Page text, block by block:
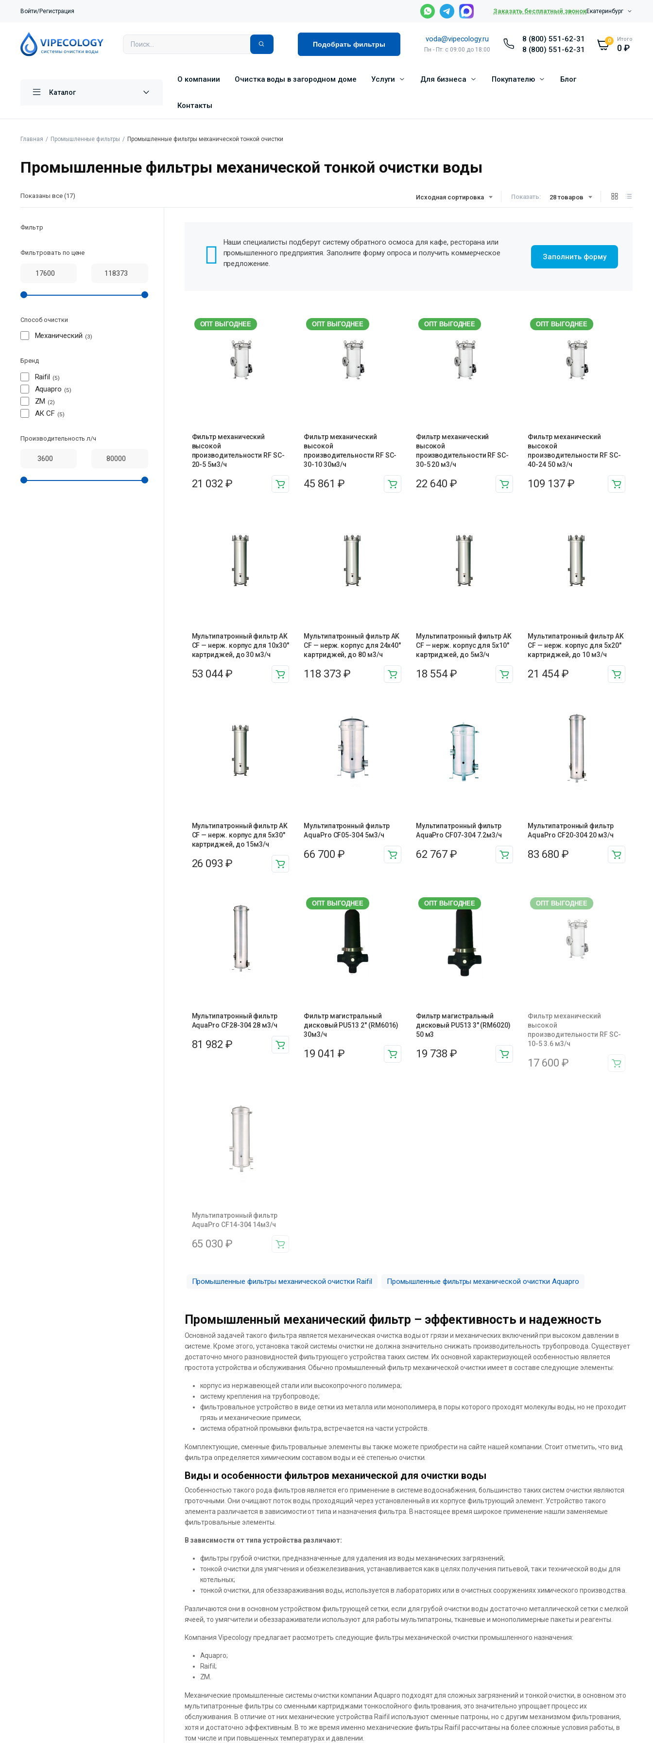
Войти/Регистрация Заказать бесплатный звонокЕкатеринбург
Подобрать фильтры
voda@vipecology.ru
Пн - Пт: с 09:00 до 18:00
8 (800) 551-62-31
8 (800) 551-62-31
0 Итого
0₽
Каталог
О компании Очистка воды в загородном доме Услуги Для бизнеса Покупателю Блог
Контакты
Главная Промышленные фильтры Промышленные фильтры механической тонкой очистки
Промышленные фильтры механической тонкой очистки воды
Исходная сортировка Показать: 28 товаров
Показаны все (17)
Наши специалисты подберут систему обратного осмоса для кафе, ресторана или
промышленного предприятия. Заполните форму опроса и получить коммерческое
предложение.
Заполнить форму
ОПТ ВЫГОДНЕЕ
Фильтр механический
высокой
производительности RF SC-
20-5 5м3/ч
21 032₽
ОПТ ВЫГОДНЕЕ
Фильтр механический
высокой
производительности RF SC-
30-10 30м3/ч
45 861 ₽
ОПТ ВЫГОДНЕЕ
Фильтр механический
высокой
производительности RF SC-
30-5 20 м3/ч
22 640 ₽
ОПТ ВЫГОДНЕЕ
Фильтр механический
высокой
производительности RF SC-
40-24 50 м3/ч
109 137₽
Мультипатронный фильтр AK
CF — нерж. корпус для 10х30″
картриджей, до 30 м3/ч
53 044₽
Мультипатронный фильтр AK
CF — нерж. корпус для 24х40″
картриджей, до 80 м3/ч
118 373 ₽
Мультипатронный фильтр AK
CF — нерж. корпус для 5х10″
картриджей, до 5м3/ч
18 554 ₽
Мультипатронный фильтр AK
CF — нерж. корпус для 5х20″
картриджей, до 10 м3/ч
21 454₽
Мультипатронный фильтр AK
CF — нерж. корпус для 5х30″
картриджей, до 15м3/ч
26 093₽
Мультипатронный фильтр
AquaPro CF05-304 5м3/ч
66 700 ₽
Мультипатронный фильтр
AquaPro CF07-304 7.2м3/ч
62 767 ₽
Мультипатронный фильтр
AquaPro CF20-304 20 м3/ч
83 680₽
Мультипатронный фильтр
AquaPro CF28-304 28 м3/ч
81 982₽
ОПТ ВЫГОДНЕЕ
Фильтр магистральный
дисковый PU513 2" (RM6016)
30м3/ч
19 041 ₽
ОПТ ВЫГОДНЕЕ
Фильтр магистральный
дисковый PU513 3″ (RM6020)
50 м3
19 738 ₽
ОПТ ВЫГОДНЕЕ
Фильтр механический
высокой
производительности RF SC-
10-5 3.6 м3/ч
17 600₽
Мультипатронный фильтр
AquaPro CF14-304 14м3/ч
65 030₽
Промышленные фильтры механической очистки Raifil Промышленные фильтры механической очистки Aquapro
Промышленный механический фильтр – эффективность и надежность
Основной задачей такого фильтра является механическая очистка воды от грязи и механических включений при высоком давлении в
системе. Кроме этого, установка такой системы очистки не должна значительно снижать производительность трубопровода. Существует
достаточно много разновидностей фильтрующего устройства таких систем. Их основной характеризующей особенностью является
простота устройства и обслуживания. Обычно промышленный фильтр механической очистки имеет в составе следующие элементы:
корпус из нержавеющей стали или высокопрочного полимера;
систему крепления на трубопроводе;
фильтровальное устройство в виде сетки из металла или монополимера, в поры которого проходят молекулы воды, но не проходит
грязь и механические примеси;
система обратной промывки фильтра, встречается на части устройств.
Комплектующие, сменные фильтровальные элементы вы также можете приобрести на сайте нашей компании. Стоит отметить, что вид
фильтра определяется химическим составом воды и её степенью очистки.
Виды и особенности фильтров механической для очистки воды
Особенностью такого рода фильтров является его применение в системе водоснабжения, большинство таких систем очистки являются
проточными. Они очищают поток воды, проходящий через установленный в их корпусе фильтрующий элемент. Устройство такого
элемента различается в зависимости от типа и назначения фильтра. В настоящее время широкое применение нашли заменяемые
фильтровальные элементы.
В зависимости от типа устройства различают:
фильтры грубой очистки, предназначенные для удаления из воды механических загрязнений;
тонкой очистки для умягчения и обезжелезивания, устанавливается как в целях получения питьевой, так и технической воды для
котельных;
тонкой очистки, для обеззараживания воды, используется в лабораториях или в очистных сооружениях химического производства.
Различаются они в основном устройством фильтрующей сетки, если для грубой очистки воды достаточно металлической сетки с мелкой
ячеей, то умягчители и обеззараживатели используют для работы мультипатроны, тканевые и монополимерные пакеты и реагенты.
Компания Vipecology предлагает рассмотреть следующие фильтры механической очистки промышленного назначения:
Aquapro;
Raifil;
ZM.
Механические промышленные системы очистки компании Aquapro подходят для сложных загрязнений и тонкой очистки, в основном это
мультипатронные фильтры со сменными картриджами тонкослойного фильтрования, это значительно упрощает процесс их
обслуживания. В отличие от них механические устройства Raifil используют сменные патроны, но с другим механизмом фильтрования,
хотя и достаточно эффективным. В то же время именно механические фильтры Raifil рассчитаны на более сложные условия работы, в
том числе и при повышенных температурах и давлении.
Фильтр
Фильтровать по цене
Способ очистки
Механический 3
Бренд
Raifil 5
Aquapro 5
ZM 2
АК CF 5
Производительность л/ч